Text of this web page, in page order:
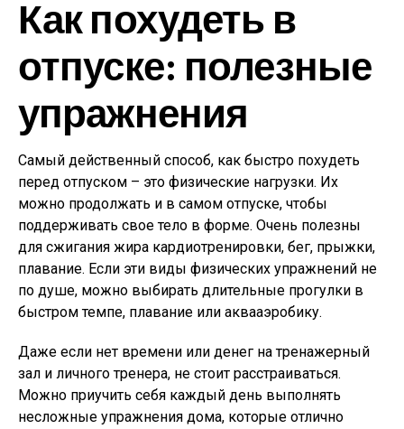
Как похудеть в
отпуске: полезные
упражнения
Самый действенный способ, как быстро похудеть
перед отпуском – это физические нагрузки. Их
можно продолжать и в самом отпуске, чтобы
поддерживать свое тело в форме. Очень полезны
для сжигания жира кардиотренировки, бег, прыжки,
плавание. Если эти виды физических упражнений не
по душе, можно выбирать длительные прогулки в
быстром темпе, плавание или аквааэробику.
Даже если нет времени или денег на тренажерный
зал и личного тренера, не стоит расстраиваться.
Можно приучить себя каждый день выполнять
несложные упражнения дома, которые отлично